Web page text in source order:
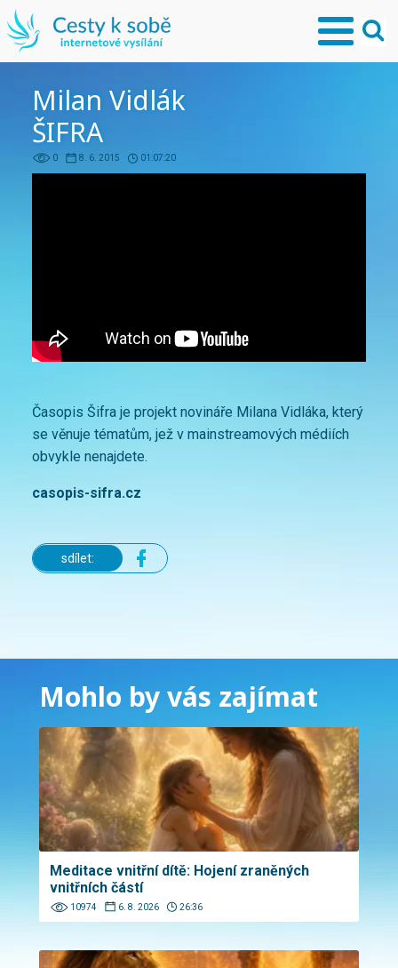
Milan Vidlák
ŠIFRA
0 8. 6. 2015 01:07:20
Časopis Šifra je projekt novináře Milana Vidláka, který
se věnuje tématům, jež v mainstreamových médiích
obvykle nenajdete.
casopis-sifra.cz
sdílet:
Mohlo by vás zajímat
Meditace vnitřní dítě: Hojení zraněných
vnitřních částí
10974 6. 8. 2026 26:36